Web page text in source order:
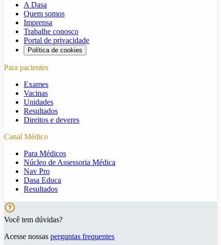
A Dasa
Quem somos
Imprensa
Trabalhe conosco
Portal de privacidade
Política de cookies
Para pacientes
Exames
Vacinas
Unidades
Resultados
Direitos e deveres
Canal Médico
Para Médicos
Núcleo de Assessoria Médica
Nav Pro
Dasa Educa
Resultados
Você tem dúvidas?
Acesse nossas perguntas frequentes